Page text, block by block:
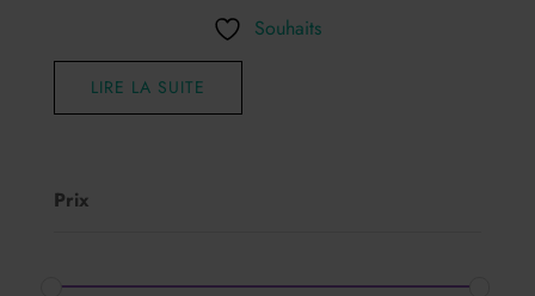
Souhaits
LIRE LA SUITE
Prix